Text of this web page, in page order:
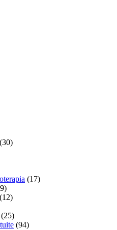
(30)
(17)
(12)
(25)
(94)